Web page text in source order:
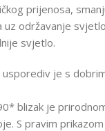
prijenosa,
uz održavanje
svjetlo.
usporediv je s
blizak je
S pravim